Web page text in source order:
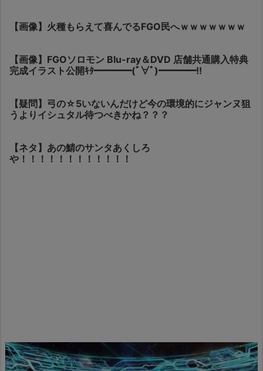
【画像】火種もらえて喜んでるFGO民へｗｗｗｗｗｗｗ
【画像】FGOソロモン Blu-ray＆DVD 店舗共通購入特典
完成イラスト公開ｷﾀ━━━━(ﾟ∀ﾟ)━━━━!!
【疑問】弓の☆5いないんだけど今の環境的にジャンヌ狙
うよりイシュタル待つべきかね？？？
【ネタ】あの鯖のサンタあくしろ
や！！！！！！！！！！！！